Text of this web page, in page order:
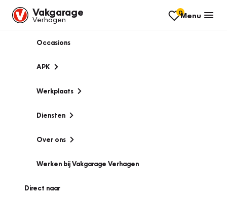
Vakgarage
Verhagen
0Menu
Occasions
APK
Werkplaats
Diensten
Over ons
Werken bij Vakgarage Verhagen
Direct naar